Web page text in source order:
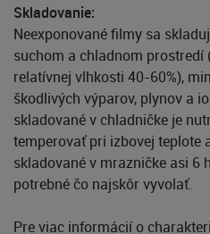
Skladovanie:
Neexponované filmy sa
suchom a chladnom prostredí
relatívnej vlhkosti 40-60%),
škodlivých výparov, plynov a
skladované v chladničke je
temperovať pri izbovej teplote
skladované v mrazničke asi 6
potrebné čo najskôr vyvolať.
Pre viac informácií o